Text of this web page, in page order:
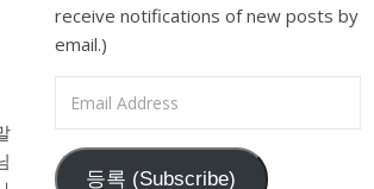
receive notifications of new posts by
email.)
등록 (Subscribe)